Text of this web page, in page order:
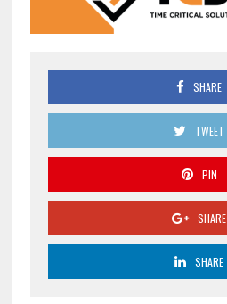
SHARE
TWEET
PIN
SHARE
SHARE